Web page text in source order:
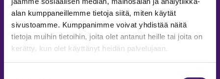
alan kumppaneillemme tietoja siitä, miten käytät
sivustoamme. Kumppanimme voivat yhdistää näitä
tietoja muihin tietoihin, joita olet antanut heille tai joita on
kerätty, kun olet käyttänyt heidän palvelujaan.
MAJOITUS
Tiedustelut & Varaukset